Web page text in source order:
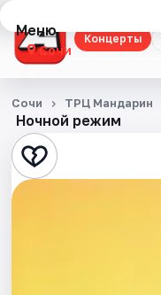
Концерты
Меню
Сочи
Концерты
Театр
Стендап
Ночной режим
Сочи ТРЦ Мандарин